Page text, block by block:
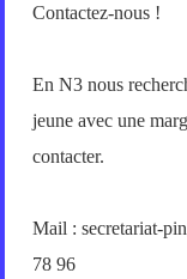
Contactez-nous !
En N3 nous
jeune avec une
contacter.
Mail : secretariat-
78 96